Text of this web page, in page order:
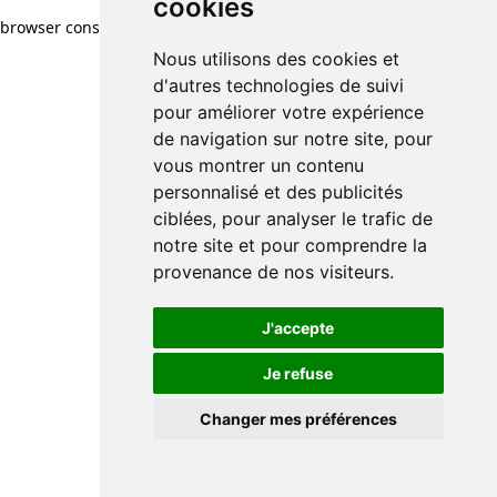
cookies
Nous utilisons des cookies et
d'autres technologies de suivi
pour améliorer votre expérience
de navigation sur notre site, pour
vous montrer un contenu
personnalisé et des publicités
ciblées, pour analyser le trafic de
notre site et pour comprendre la
provenance de nos visiteurs.
J'accepte
Je refuse
Changer mes préférences
browser console for more information)